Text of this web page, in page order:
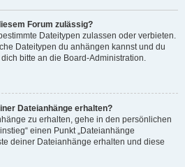
Forum zulässig?
Dateitypen zulassen oder verbieten.
Dateitypen du anhängen kannst und du
bitte an die Board-Administration.
Dateianhänge erhalten?
zu erhalten, gehe in den persönlichen
einen Punkt „Dateianhänge
deiner Dateianhänge erhalten und diese